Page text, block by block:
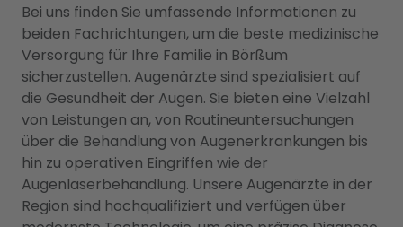
Bei uns finden Sie umfassende Informationen zu
beiden Fachrichtungen, um die beste medizinische
Versorgung für Ihre Familie in Börßum
sicherzustellen. Augenärzte sind spezialisiert auf
die Gesundheit der Augen. Sie bieten eine Vielzahl
von Leistungen an, von Routineuntersuchungen
über die Behandlung von Augenerkrankungen bis
hin zu operativen Eingriffen wie der
Augenlaserbehandlung. Unsere Augenärzte in der
Region sind hochqualifiziert und verfügen über